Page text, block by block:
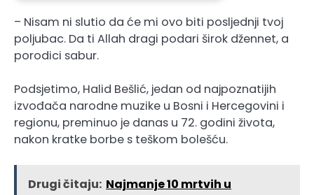
– Nisam ni slutio da će mi ovo biti posljednji tvoj
poljubac. Da ti Allah dragi podari širok džennet, a
porodici sabur.
Podsjetimo, Halid Bešlić, jedan od najpoznatijih
izvođača narodne muzike u Bosni i Hercegovini i
regionu, preminuo je danas u 72. godini života,
nakon kratke borbe s teškom bolešću.
Drugi čitaju: Najmanje 10 mrtvih u